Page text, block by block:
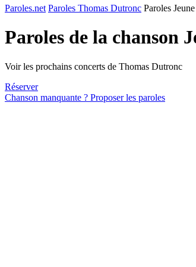
Paroles.net Paroles Thomas Dutronc Paroles
Paroles de la chanson
Voir les prochains concerts de Thomas Dutronc
Réserver
Chanson manquante ? Proposer les paroles